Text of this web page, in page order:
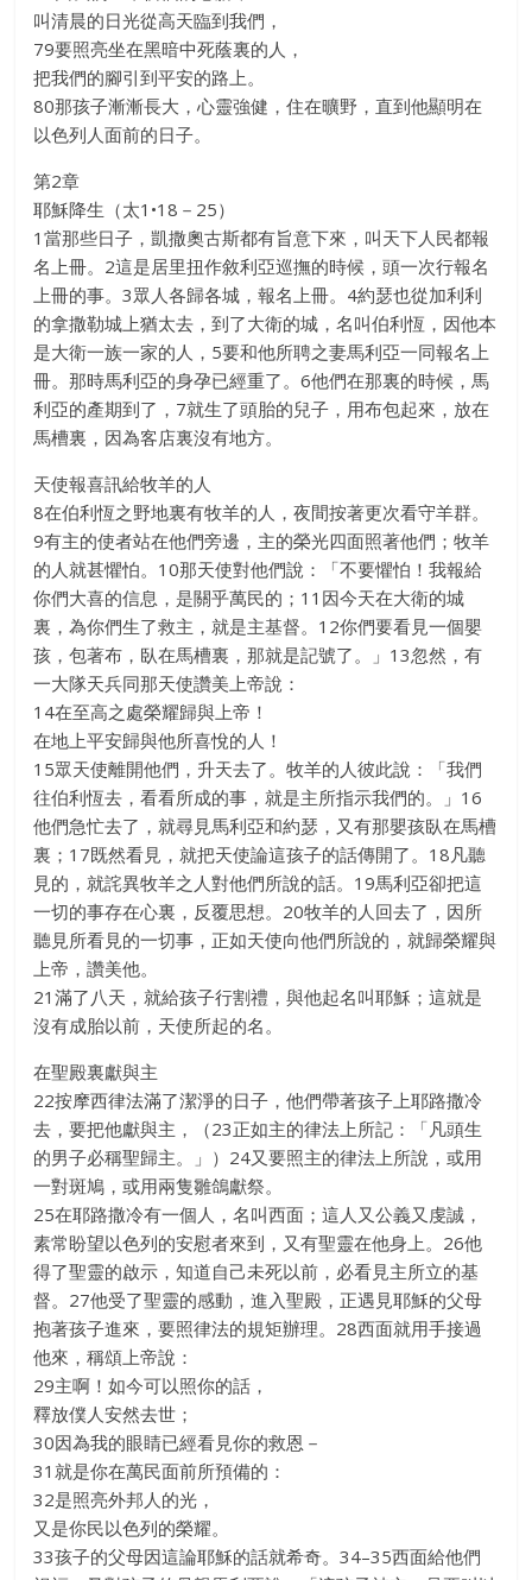
叫清晨的日光從高天臨到我們，
79要照亮坐在黑暗中死蔭裏的人，
把我們的腳引到平安的路上。
80那孩子漸漸長大，心靈強健，住在曠野，直到他顯明在
以色列人面前的日子。
第2章
耶穌降生（太1•18－25）
1當那些日子，凱撒奧古斯都有旨意下來，叫天下人民都報
名上冊。2這是居里扭作敘利亞巡撫的時候，頭一次行報名
上冊的事。3眾人各歸各城，報名上冊。4約瑟也從加利利
的拿撒勒城上猶太去，到了大衛的城，名叫伯利恆，因他本
是大衛一族一家的人，5要和他所聘之妻馬利亞一同報名上
冊。那時馬利亞的身孕已經重了。6他們在那裏的時候，馬
利亞的產期到了，7就生了頭胎的兒子，用布包起來，放在
馬槽裏，因為客店裏沒有地方。
天使報喜訊給牧羊的人
8在伯利恆之野地裏有牧羊的人，夜間按著更次看守羊群。
9有主的使者站在他們旁邊，主的榮光四面照著他們；牧羊
的人就甚懼怕。10那天使對他們說：「不要懼怕！我報給
你們大喜的信息，是關乎萬民的；11因今天在大衛的城
裏，為你們生了救主，就是主基督。12你們要看見一個嬰
孩，包著布，臥在馬槽裏，那就是記號了。」13忽然，有
一大隊天兵同那天使讚美上帝說：
14在至高之處榮耀歸與上帝！
在地上平安歸與他所喜悅的人！
15眾天使離開他們，升天去了。牧羊的人彼此說：「我們
往伯利恆去，看看所成的事，就是主所指示我們的。」16
他們急忙去了，就尋見馬利亞和約瑟，又有那嬰孩臥在馬槽
裏；17既然看見，就把天使論這孩子的話傳開了。18凡聽
見的，就詫異牧羊之人對他們所說的話。19馬利亞卻把這
一切的事存在心裏，反覆思想。20牧羊的人回去了，因所
聽見所看見的一切事，正如天使向他們所說的，就歸榮耀與
上帝，讚美他。
21滿了八天，就給孩子行割禮，與他起名叫耶穌；這就是
沒有成胎以前，天使所起的名。
在聖殿裏獻與主
22按摩西律法滿了潔淨的日子，他們帶著孩子上耶路撒冷
去，要把他獻與主，（23正如主的律法上所記：「凡頭生
的男子必稱聖歸主。」）24又要照主的律法上所說，或用
一對斑鳩，或用兩隻雛鴿獻祭。
25在耶路撒冷有一個人，名叫西面；這人又公義又虔誠，
素常盼望以色列的安慰者來到，又有聖靈在他身上。26他
得了聖靈的啟示，知道自己未死以前，必看見主所立的基
督。27他受了聖靈的感動，進入聖殿，正遇見耶穌的父母
抱著孩子進來，要照律法的規矩辦理。28西面就用手接過
他來，稱頌上帝說：
29主啊！如今可以照你的話，
釋放僕人安然去世；
30因為我的眼睛已經看見你的救恩－
31就是你在萬民面前所預備的：
32是照亮外邦人的光，
又是你民以色列的榮耀。
33孩子的父母因這論耶穌的話就希奇。34–35西面給他們